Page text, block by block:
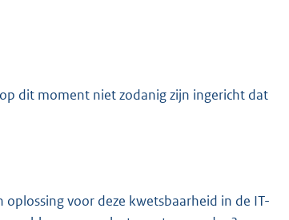
dit moment niet zodanig zijn ingericht dat
voor deze kwetsbaarheid in de IT-